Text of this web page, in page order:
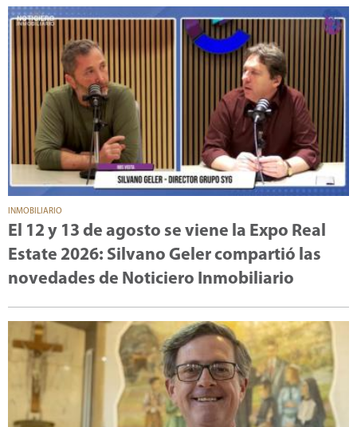
INMOBILIARIO
El 12 y 13 de agosto se viene la Expo Real
Estate 2026: Silvano Geler compartió las
novedades de Noticiero Inmobiliario